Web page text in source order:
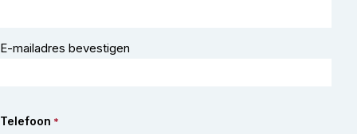
E-mailadres bevestigen
Telefoon *